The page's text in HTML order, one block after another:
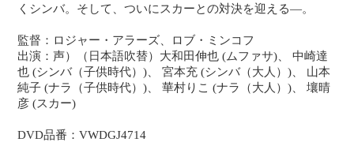
くシンバ。そして、ついにスカーとの対決を迎える―。
監督：ロジャー・アラーズ、ロブ・ミンコフ
出演：声）（日本語吹替）大和田伸也 (ムファサ)、 中崎達
也 (シンバ（子供時代）)、 宮本充 (シンバ（大人）)、 山本
純子 (ナラ（子供時代）)、 華村りこ (ナラ（大人）)、 壤晴
彦 (スカー)
DVD品番：VWDGJ4714